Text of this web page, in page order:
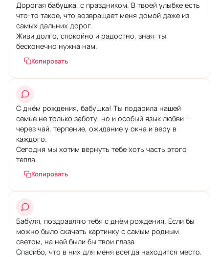
Дорогая бабушка, с праздником. В твоей улыбке есть
что-то такое, что возвращает меня домой даже из
самых дальних дорог.
Живи долго, спокойно и радостно, зная: ты
бесконечно нужна нам.
Копировать
С днём рождения, бабушка! Ты подарила нашей
семье не только заботу, но и особый язык любви —
через чай, терпение, ожидание у окна и веру в
каждого.
Сегодня мы хотим вернуть тебе хоть часть этого
тепла.
Копировать
Бабуля, поздравляю тебя с днём рождения. Если бы
можно было скачать картинку с самым родным
светом, на ней были бы твои глаза.
Спасибо, что в них для меня всегда находится место.